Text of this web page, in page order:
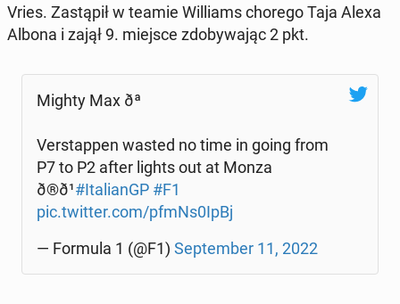
Vries. Za­stą­pił w teamie Wil­liams chorego Taja Alexa
Albona i zajął 9. miejsce zdo­by­wa­jąc 2 pkt.
Mighty Max ðª
Ver­stap­pen wasted no time in going from
P7 to P2 after lights out at Monza
ð®ð¹#Ita­lianGP #F1
pic.twitter.com/pfmNs0IpBj
— Formula 1 (@F1) Sep­tem­ber 11, 2022